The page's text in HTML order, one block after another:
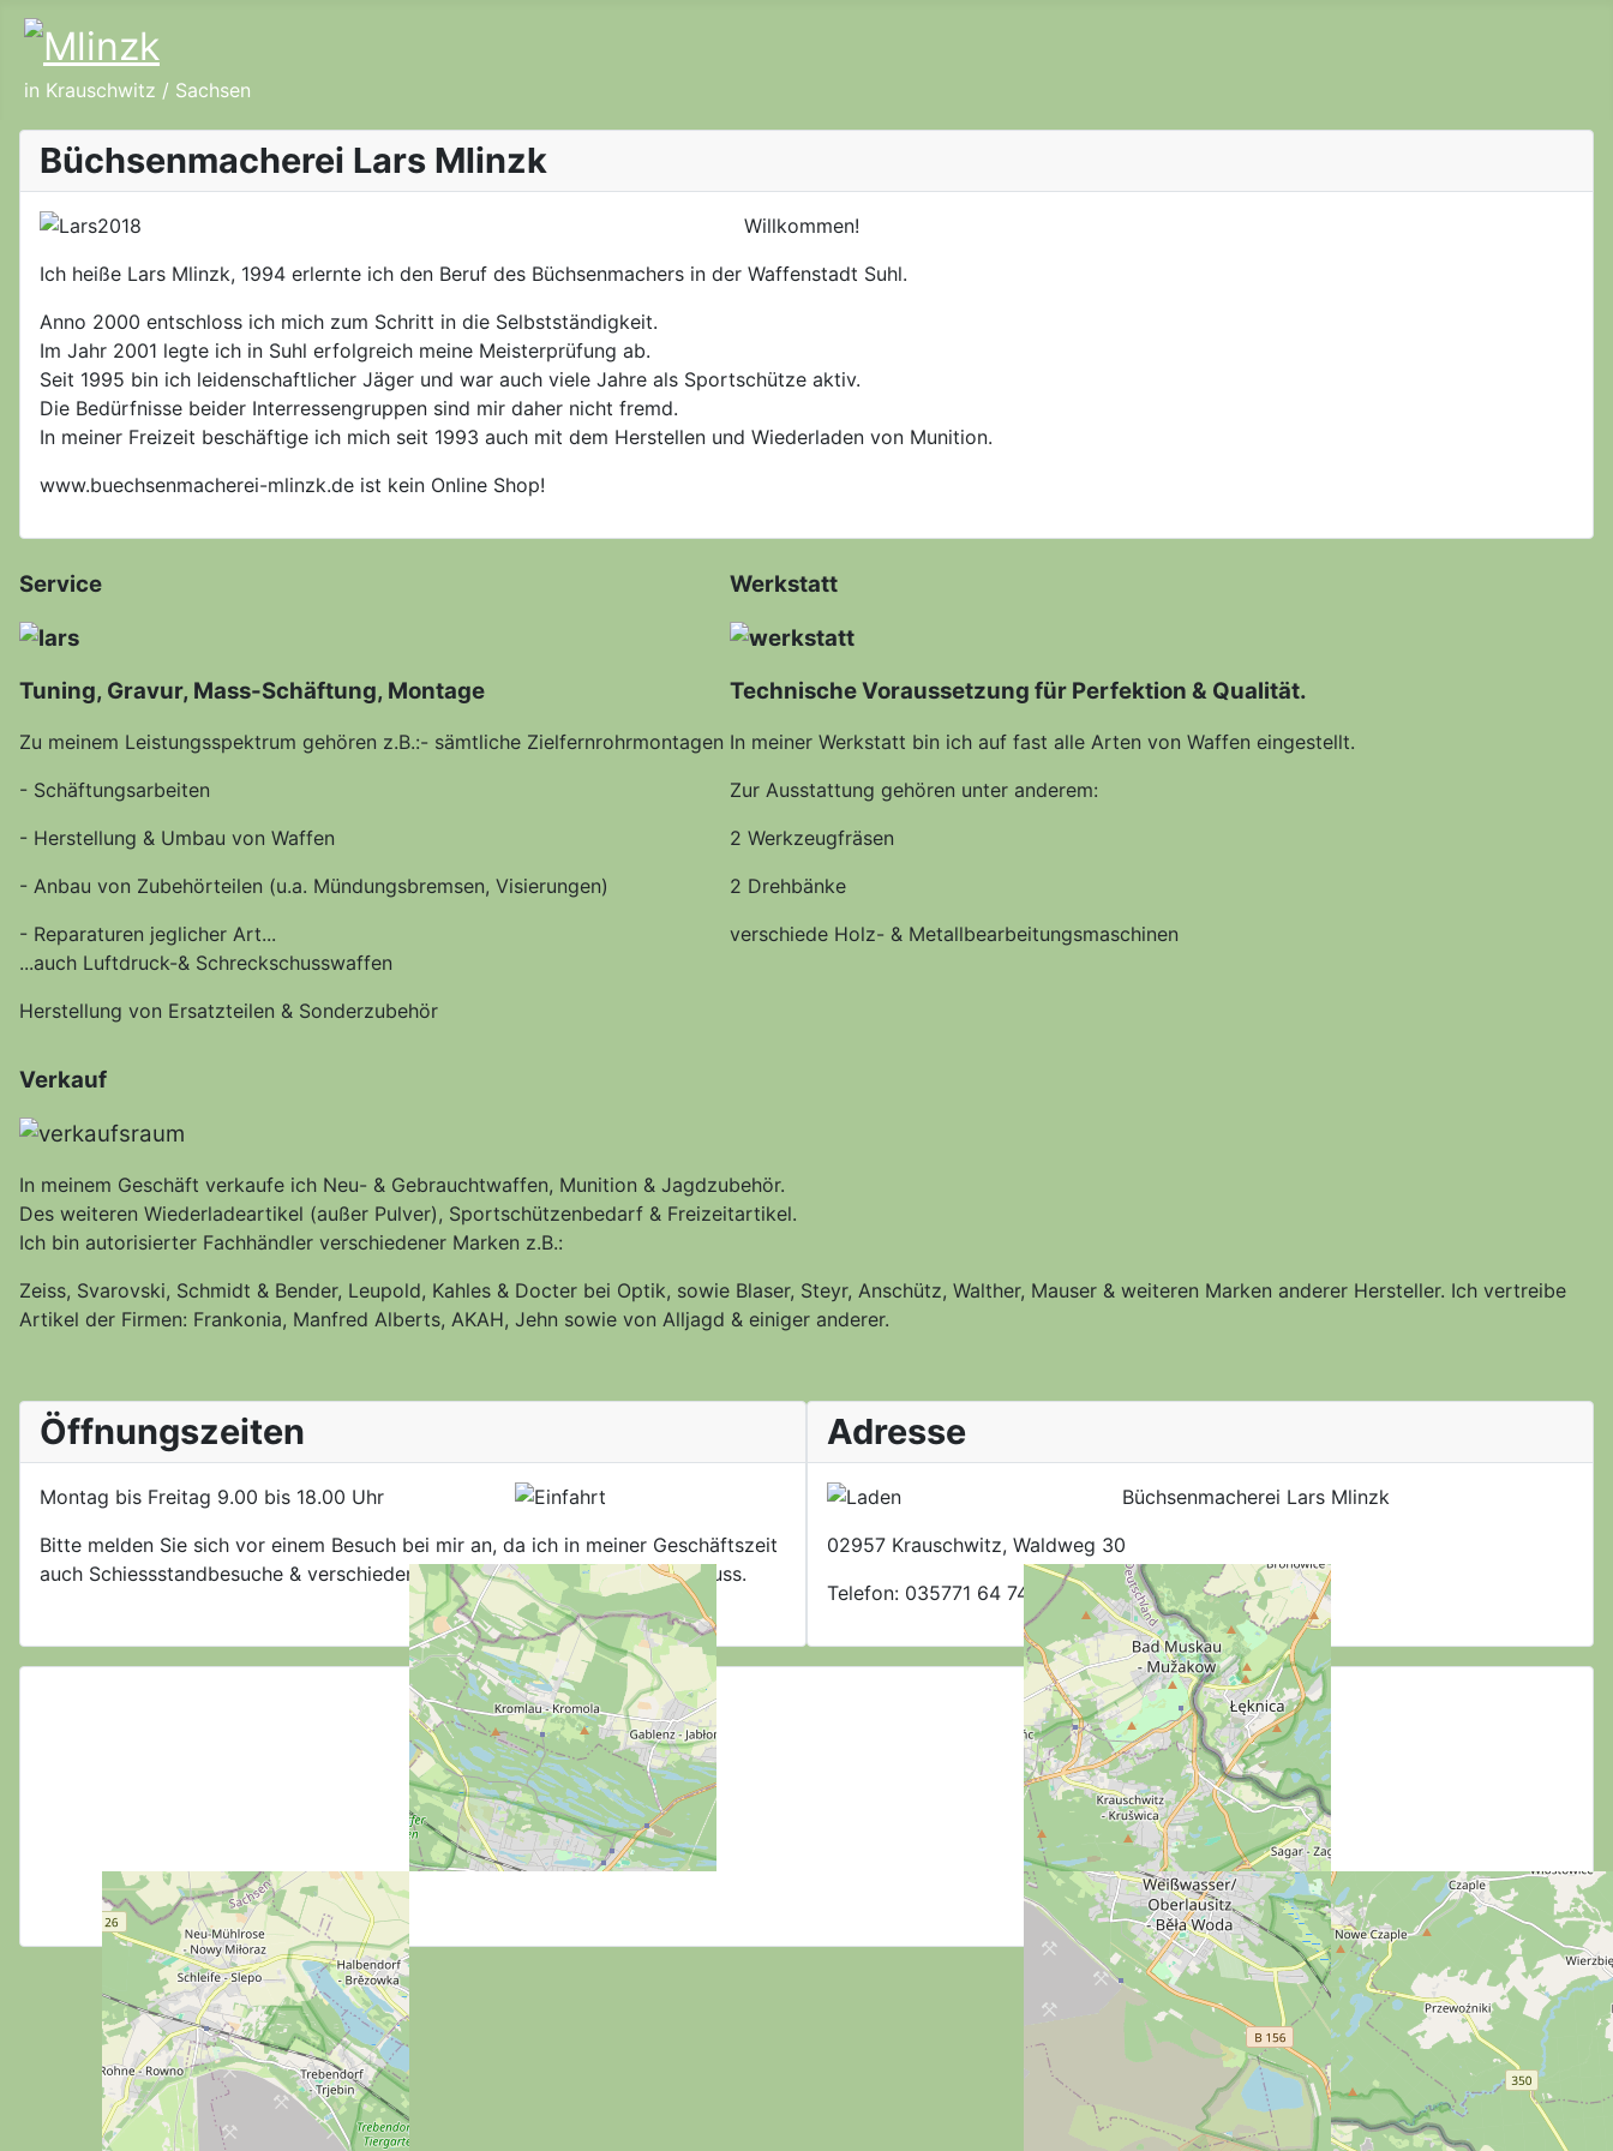
in Krauschwitz / Sachsen
Büchsenmacherei Lars Mlinzk
Willkommen!
Ich heiße Lars Mlinzk, 1994 erlernte ich den Beruf des Büchsenmachers in der Waffenstadt Suhl.
Anno 2000 entschloss ich mich zum Schritt in die Selbstständigkeit.
Im Jahr 2001 legte ich in Suhl erfolgreich meine Meisterprüfung ab.
Seit 1995 bin ich leidenschaftlicher Jäger und war auch viele Jahre als Sportschütze aktiv.
Die Bedürfnisse beider Interressengruppen sind mir daher nicht fremd.
In meiner Freizeit beschäftige ich mich seit 1993 auch mit dem Herstellen und Wiederladen von Munition.
www.buechsenmacherei-mlinzk.de ist kein Online Shop!
Service
Tuning, Gravur, Mass-Schäftung, Montage
Zu meinem Leistungsspektrum gehören z.B.:- sämtliche Zielfernrohrmontagen
- Schäftungsarbeiten
- Herstellung & Umbau von Waffen
- Anbau von Zubehörteilen (u.a. Mündungsbremsen, Visierungen)
- Reparaturen jeglicher Art...
...auch Luftdruck-& Schreckschusswaffen
Herstellung von Ersatzteilen & Sonderzubehör
Werkstatt
Technische Voraussetzung für Perfektion & Qualität.
In meiner Werkstatt bin ich auf fast alle Arten von Waffen eingestellt.
Zur Ausstattung gehören unter anderem:
2 Werkzeugfräsen
2 Drehbänke
verschiede Holz- & Metallbearbeitungsmaschinen
Verkauf
In meinem Geschäft verkaufe ich Neu- & Gebrauchtwaffen, Munition & Jagdzubehör.
Des weiteren Wiederladeartikel (außer Pulver), Sportschützenbedarf & Freizeitartikel.
Ich bin autorisierter Fachhändler verschiedener Marken z.B.:
Zeiss, Svarovski, Schmidt & Bender, Leupold, Kahles & Docter bei Optik, sowie Blaser, Steyr, Anschütz, Walther, Mauser & weiteren Marken anderer Hersteller. Ich vertreibe
Artikel der Firmen: Frankonia, Manfred Alberts, AKAH, Jehn sowie von Alljagd & einiger anderer.
Öffnungszeiten
Montag bis Freitag 9.00 bis 18.00 Uhr
Bitte melden Sie sich vor einem Besuch bei mir an, da ich in meiner Geschäftszeit
auch Schiessstandbesuche & verschiedene Kundentermine wahrnehmen muss.
Adresse
Büchsenmacherei Lars Mlinzk
02957 Krauschwitz, Waldweg 30
Telefon: 035771 64 749